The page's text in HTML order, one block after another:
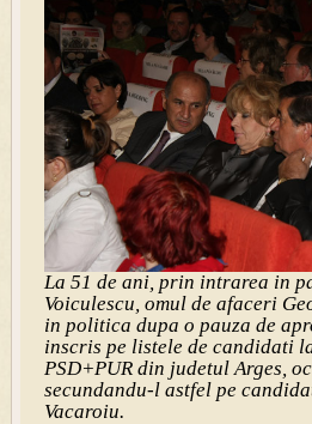
La 51 de ani, prin intrarea in
Voiculescu, omul de afaceri
in politica dupa o pauza de
inscris pe listele de candidati
PSD+PUR din judetul Arges,
secundandu-l astfel pe
Vacaroiu.